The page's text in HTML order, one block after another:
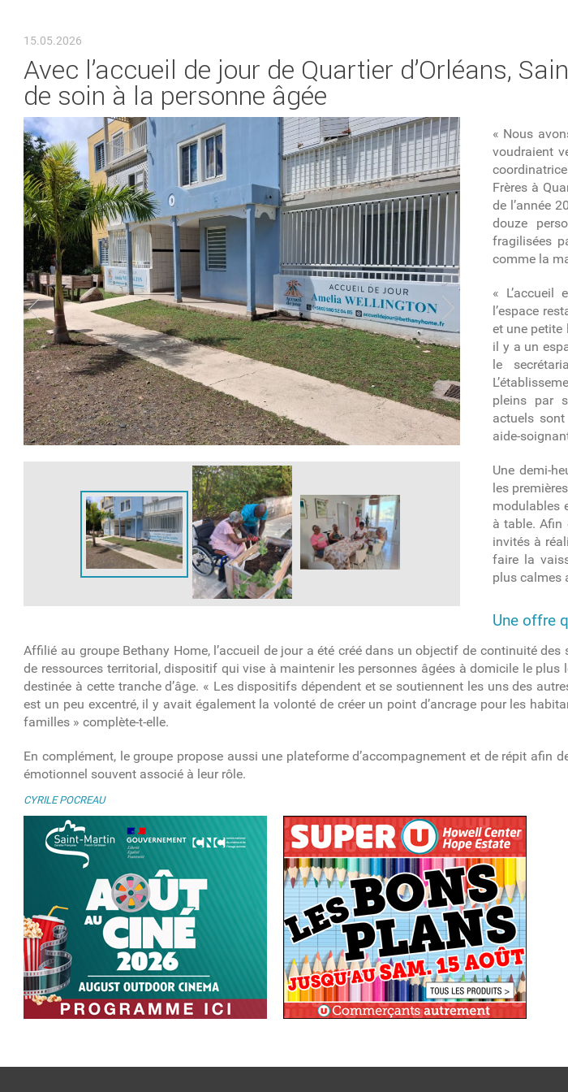
15.05.2026
Avec l’accueil de jour de Quartier d’Orléans,
de soin à la personne âgée
« Nous
voudraient
Frères à
de l’année
douze
fragilisées
comme la
« L’accueil
l’espace
et une petite
il y a un
le
pleins par
actuels
aide-
Une demi-
les
modulables
à table. Afin
invités à
faire la
plus calmes
Une offre
Affilié au groupe Bethany Home, l’accueil de jour a été créé dans un objectif de continuité des
de ressources territorial, dispositif qui vise à maintenir les personnes âgées à domicile le plus
destinée à cette tranche d’âge. « Les dispositifs dépendent et se soutiennent les uns des
est un peu excentré, il y avait également la volonté de créer un point d’ancrage pour les
familles » complète-t-elle.
En complément, le groupe propose aussi une plateforme d’accompagnement et de répit afin
émotionnel souvent associé à leur rôle.
CYRILE POCREAU